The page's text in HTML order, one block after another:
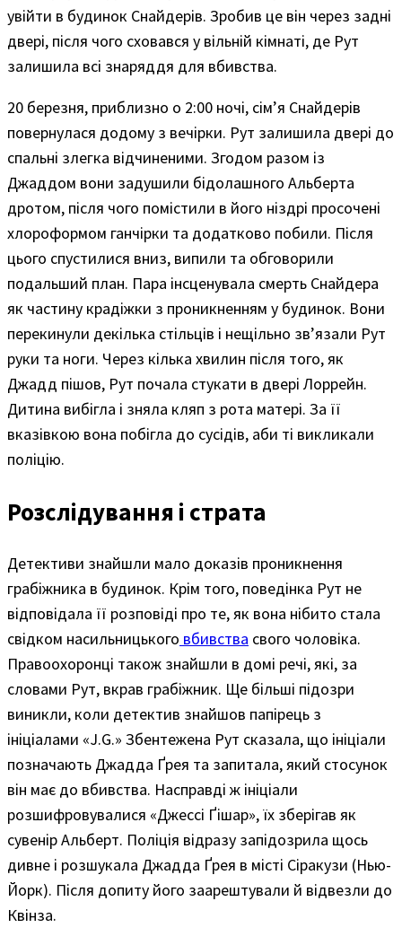
увійти в будинок Снайдерів. Зробив це він через задні
двері, після чого сховався у вільній кімнаті, де Рут
залишила всі знаряддя для вбивства.
20 березня, приблизно о 2:00 ночі, сім’я Снайдерів
повернулася додому з вечірки. Рут залишила двері до
спальні злегка відчиненими. Згодом разом із
Джаддом вони задушили бідолашного Альберта
дротом, після чого помістили в його ніздрі просочені
хлороформом ганчірки та додатково побили. Після
цього спустилися вниз, випили та обговорили
подальший план. Пара інсценувала смерть Снайдера
як частину крадіжки з проникненням у будинок. Вони
перекинули декілька стільців і нещільно зв’язали Рут
руки та ноги. Через кілька хвилин після того, як
Джадд пішов, Рут почала стукати в двері Лоррейн.
Дитина вибігла і зняла кляп з рота матері. За її
вказівкою вона побігла до сусідів, аби ті викликали
поліцію.
Розслідування і страта
Детективи знайшли мало доказів проникнення
грабіжника в будинок. Крім того, поведінка Рут не
відповідала її розповіді про те, як вона нібито стала
свідком насильницького вбивства свого чоловіка.
Правоохоронці також знайшли в домі речі, які, за
словами Рут, вкрав грабіжник. Ще більші підозри
виникли, коли детектив знайшов папірець з
ініціалами «J.G.» Збентежена Рут сказала, що ініціали
позначають Джадда Ґрея та запитала, який стосунок
він має до вбивства. Насправді ж ініціали
розшифровувалися «Джессі Ґішар», їх зберігав як
сувенір Альберт. Поліція відразу запідозрила щось
дивне і розшукала Джадда Ґрея в місті Сіракузи (Нью-
Йорк). Після допиту його заарештували й відвезли до
Квінза.